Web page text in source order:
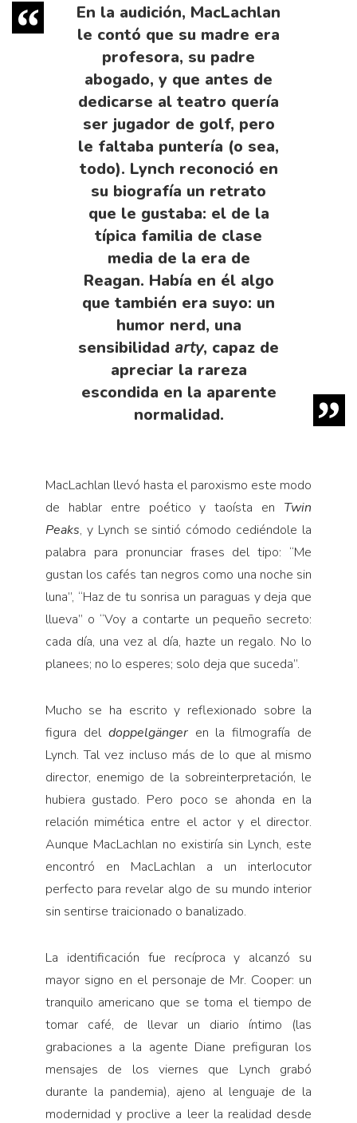
En la audición, MacLachlan
le contó que su madre era
profesora, su padre
abogado, y que antes de
dedicarse al teatro quería
ser jugador de golf, pero
le faltaba puntería (o sea,
todo). Lynch reconoció en
su biografía un retrato
que le gustaba: el de la
típica familia de clase
media de la era de
Reagan. Había en él algo
que también era suyo: un
humor nerd, una
sensibilidad arty, capaz de
apreciar la rareza
escondida en la aparente
normalidad.
MacLachlan llevó hasta el paroxismo este modo
de hablar entre poético y taoísta en Twin
Peaks, y Lynch se sintió cómodo cediéndole la
palabra para pronunciar frases del tipo: “Me
gustan los cafés tan negros como una noche sin
luna”, “Haz de tu sonrisa un paraguas y deja que
llueva” o “Voy a contarte un pequeño secreto:
cada día, una vez al día, hazte un regalo. No lo
planees; no lo esperes; solo deja que suceda”.
Mucho se ha escrito y reflexionado sobre la
figura del doppelgänger en la filmografía de
Lynch. Tal vez incluso más de lo que al mismo
director, enemigo de la sobreinterpretación, le
hubiera gustado. Pero poco se ahonda en la
relación mimética entre el actor y el director.
Aunque MacLachlan no existiría sin Lynch, este
encontró en MacLachlan a un interlocutor
perfecto para revelar algo de su mundo interior
sin sentirse traicionado o banalizado.
La identificación fue recíproca y alcanzó su
mayor signo en el personaje de Mr. Cooper: un
tranquilo americano que se toma el tiempo de
tomar café, de llevar un diario íntimo (las
grabaciones a la agente Diane prefiguran los
mensajes de los viernes que Lynch grabó
durante la pandemia), ajeno al lenguaje de la
modernidad y proclive a leer la realidad desde